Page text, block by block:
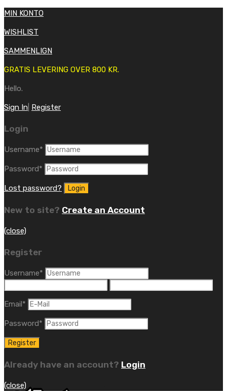
MIN KONTO
WISHLIST
SAMMENLIGN
GRATIS LEVERING OVER 800 KR.
Hello.
Sign In Register
Login
Username*
Password*
Lost password?
New to site? Create an Account
(close)
Register
Username*
Email*
Password*
Already have an account? Login
(close)